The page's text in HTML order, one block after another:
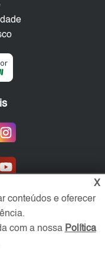
X
conteúdos e oferecer
com a nossa Política